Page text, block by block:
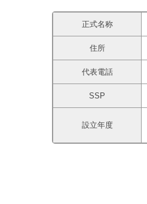
正式名称
住所
代表電話
SSP
設立年度